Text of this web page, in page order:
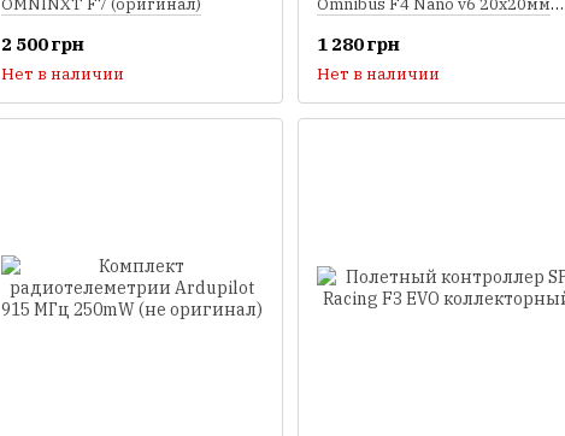
2 500 грн
Нет в наличии
1 280 грн
Нет в наличии